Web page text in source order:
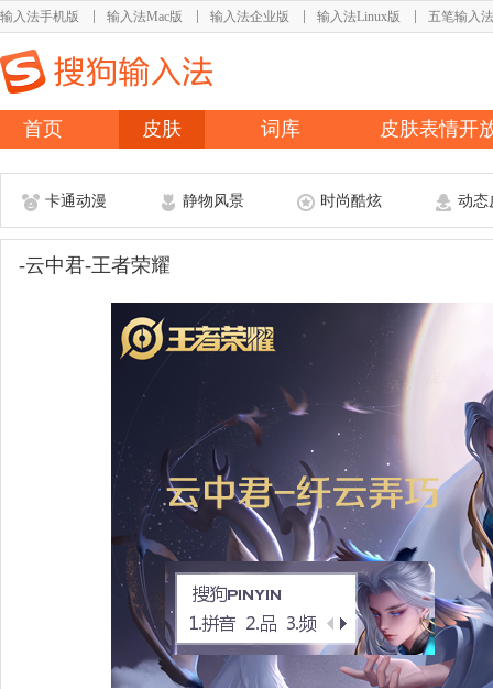
输入法手机版 输入法Mac版 输入法企业版 输入法Linux版 五笔输入法
首页 皮肤 词库 皮肤表情开
卡通动漫 静物风景 时尚酷炫 动态
-云中君-王者荣耀